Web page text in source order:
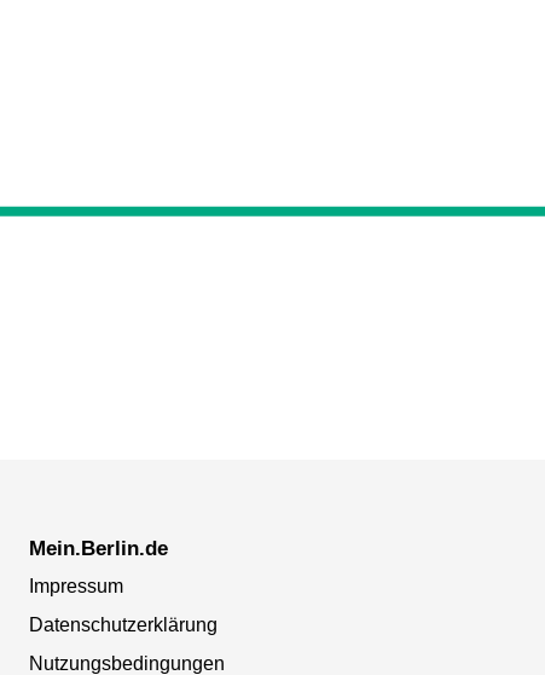
Mein.Berlin.de
Impressum
Datenschutzerklärung
Nutzungsbedingungen